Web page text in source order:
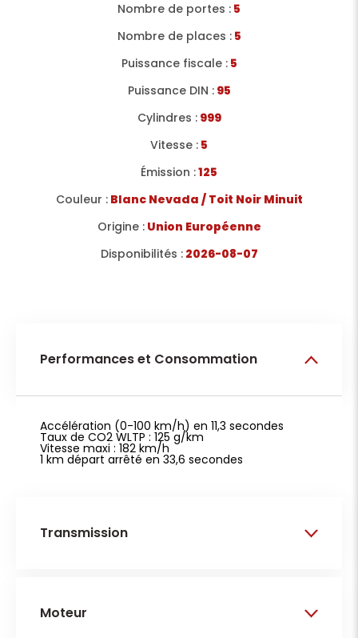
Nombre de portes : 5
Nombre de places :5
Puissance fiscale :5
Puissance DIN :95
Cylindres :999
Vitesse : 5
Émission :125
Couleur :Blanc Nevada / Toit Noir Minuit
Origine :Union Européenne
Disponibilités :2026-08-07
Performances et Consommation
Accélération (0-100 km/h) en 11,3 secondes
Taux de CO2 WLTP : 125 g/km
Vitesse maxi : 182 km/h
1 km départ arrêté en 33,6 secondes
Transmission
Véhicule 4x2
Embrayage : pas d'information
Moteur